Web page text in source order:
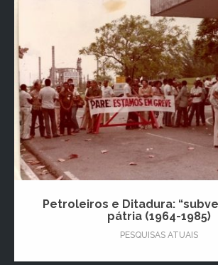
Petroleiros e Ditadura:
pátria (1964-1985)
PESQUISAS ATUAIS